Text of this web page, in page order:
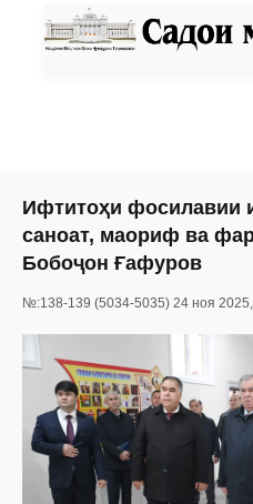
Ифтитоҳи фосилавии
саноат, маориф ва
Бобоҷон Ғафуров
№:138-139 (5034-5035) 24 ноя